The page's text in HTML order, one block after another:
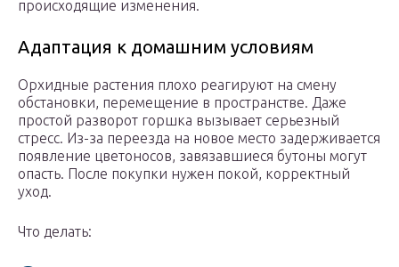
происходящие изменения.
Адаптация к домашним условиям
Орхидные растения плохо реагируют на смену
обстановки, перемещение в пространстве. Даже
простой разворот горшка вызывает серьезный
стресс. Из-за переезда на новое место задерживается
появление цветоносов, завязавшиеся бутоны могут
опасть. После покупки нужен покой, корректный
уход.
Что делать: